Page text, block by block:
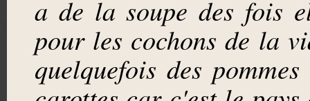
a de la soupe des fois
pour les cochons de la
quelquefois des